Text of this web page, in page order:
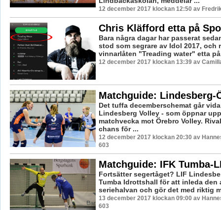
12 december 2017 klockan 12:50 av
Chris Kläfford etta på
Bara några dagar har passerat
stod som segrare av Idol 2017, och
vinnarlåten "Treading water" etta
12 december 2017 klockan 13:39 av
Matchguide: Lindesberg-
Det tuffa decemberschemat går
Lindesberg Volley - som öppnar
matchvecka mot Örebro Volley.
chans för ...
12 december 2017 klockan 20:30 av
603
Matchguide: IFK Tumba-
Fortsätter segertåget? LIF
Tumba Idrottshall för att inleda den
seriehalvan och gör det med riktig
13 december 2017 klockan 09:00 av
603